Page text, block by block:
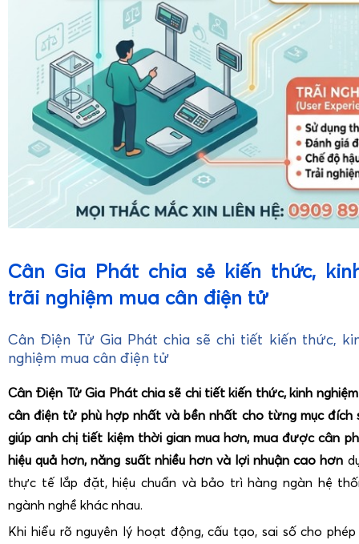
Cân Gia Phát chia sẻ kiến thức,
trãi nghiệm mua cân điện tử
Cân Điện Tử Gia Phát chia sẽ chi tiết kiến thức,
nghiệm mua cân điện tử
Cân Điện Tử Gia Phát chia sẽ chi tiết kiến thức, kinh
cân điện tử phù hợp nhất và bền nhất cho từng mục đích
giúp anh chị tiết kiệm thời gian mua hơn, mua được cân
hiệu quả hơn, năng suất nhiều hơn và lợi nhuận cao hơn
thực tế lắp đặt, hiệu chuẩn và bảo trì hàng ngàn hệ
ngành nghề khác nhau.
Khi hiểu rõ nguyên lý hoạt động, cấu tạo, sai số cho